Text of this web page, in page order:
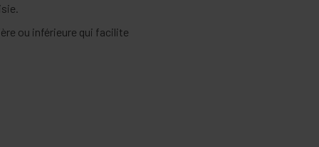
ou inférieure qui facilite